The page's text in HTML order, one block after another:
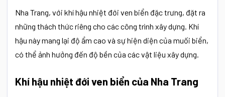
Nha Trang, với khí hậu nhiệt đới ven biển đặc trưng, đặt ra
những thách thức riêng cho các công trình xây dựng. Khí
hậu này mang lại độ ẩm cao và sự hiện diện của muối biển,
có thể ảnh hưởng đến độ bền của các vật liệu xây dựng.
Khí hậu nhiệt đới ven biển của Nha Trang